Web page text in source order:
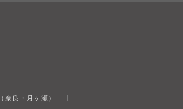
奈良・月ヶ瀬）奈良健康ランド
AIコンシェルジュ